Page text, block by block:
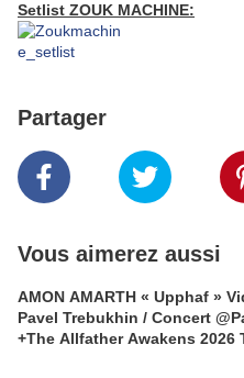
Setlist ZOUK MACHINE:
Partager
Vous aimerez aussi
AMON AMARTH « Upphaf »
Pavel Trebukhin / Concert
+The Allfather Awakens 2026